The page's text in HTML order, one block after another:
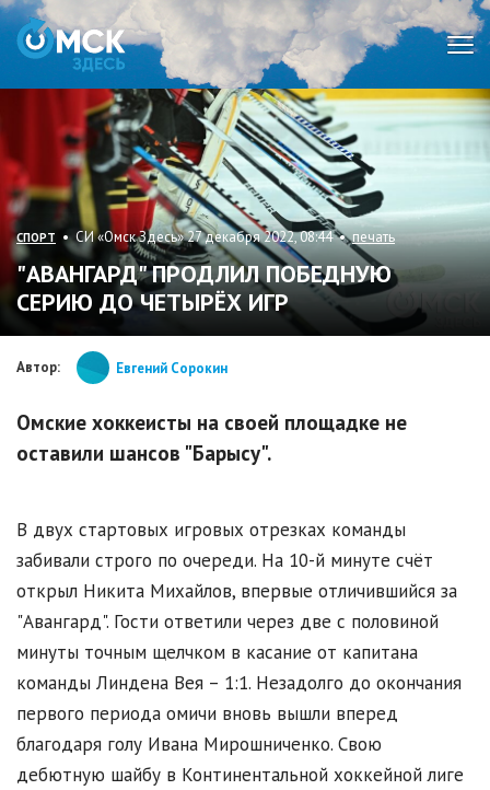
СПОРТ • СИ «Омск Здесь» 27 декабря 2022, 08:44 •печать
"АВАНГАРД" ПРОДЛИЛ ПОБЕДНУЮ
СЕРИЮ ДО ЧЕТЫРЁХ ИГР
Автор: Евгений Сорокин
Омские хоккеисты на своей площадке не
оставили шансов "Барысу".
В двух стартовых игровых отрезках команды
забивали строго по очереди. На 10-й минуте счёт
открыл Никита Михайлов, впервые отличившийся за
"Авангард". Гости ответили через две с половиной
минуты точным щелчком в касание от капитана
команды Линдена Вея – 1:1. Незадолго до окончания
первого периода омичи вновь вышли вперед
благодаря голу Ивана Мирошниченко. Свою
дебютную шайбу в Континентальной хоккейной лиге